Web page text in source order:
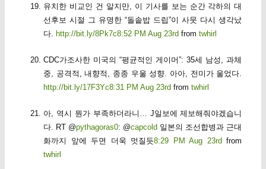
유치한 비교인 건 알지만, 이 기사를 보는 순간 각하의 대
선후보 시절 그 유명한 “돌솥밥 드립”이 사뭇 다시 생각났
다.http://bit.ly/8Pk7c8:52 PM Aug 23rd fromtwhirl
CDC가조사한 미국의 “평균적인 게이머”: 35세 남성, 과체
중, 공격적, 내향적, 종종 우울 성향. 아아, 전미가 울었다.
http://bit.ly/17F3Yc8:31 PM Aug 23rd fromtwhirl
아, 역시 뭔가 부족하더라니… J일보에 제보해줘야겠습니
다. RT @pythagoras0: @capcold 일본의 조선합병과 근대
화까지 앞에 두면 더욱 멋질듯8:29 PM Aug 23rd from
twhirl